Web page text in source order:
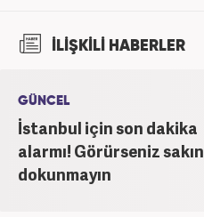
İLİŞKİLİ HABERLER
GÜNCEL
İstanbul için son dakika
alarmı! Görürseniz sakın
dokunmayın